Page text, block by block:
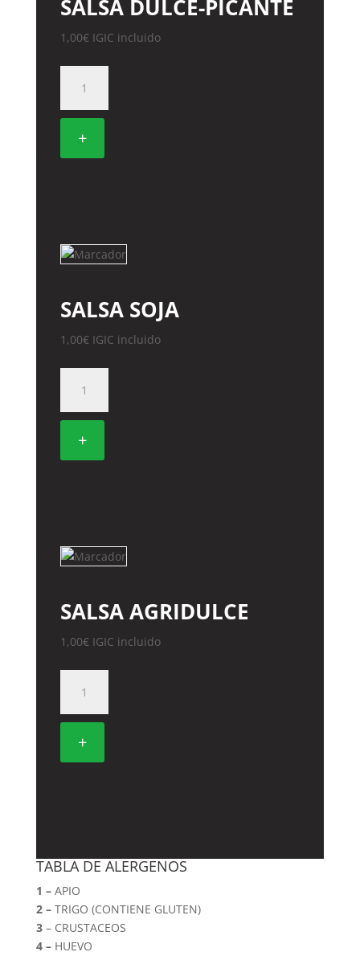
SALSA DULCE-PICANTE
1,00€ IGIC incluido
DULCE-
PICANTE
+
SALSA SOJA
1,00€ IGIC incluido
SOJA
cantidad
+
SALSA AGRIDULCE
1,00€ IGIC incluido
AGRIDULCE
cantidad
+
TABLA DE ALERGENOS
1 –APIO
2 –TRIGO (CONTIENE GLUTEN)
3– CRUSTACEOS
4 –HUEVO